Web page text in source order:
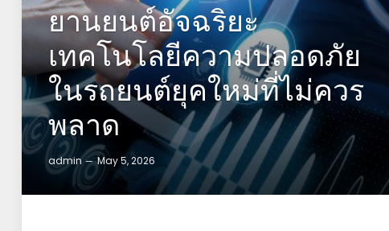
ยานยนต์อัจฉริยะ
เทคโนโลยีความปลอดภัย
ในรถยนต์ยุคใหม่ที่ไม่ควร
พลาด
admin May 5, 2026